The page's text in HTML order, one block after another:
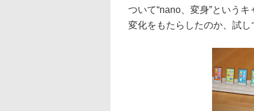
ついて“nano、変身”という
変化をもたらしたのか、試し